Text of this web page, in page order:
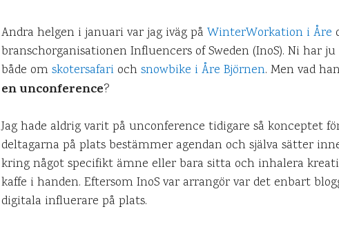
Andra helgen i januari var jag iväg på WinterWorkation i Åre
branschorganisationen Influencers of Sweden (InoS). Ni har
både omskotersafariochsnowbike i Åre Björnen. Men vad
en unconference?
Jag hade aldrig varit på unconference tidigare så konceptet
deltagarna på plats bestämmer agendan och själva sätter
kring något specifikt ämne eller bara sitta och inhalera
kaffe i handen. Eftersom InoS var arrangör var det enbart
digitala influerare på plats.